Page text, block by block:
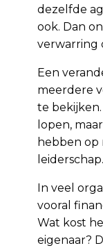
dezelfde
ook. Dan
verwarring
Een
meerdere
te
lopen,
hebben op
leiderschap.
In veel
vooral
Wat kost
eigenaar?